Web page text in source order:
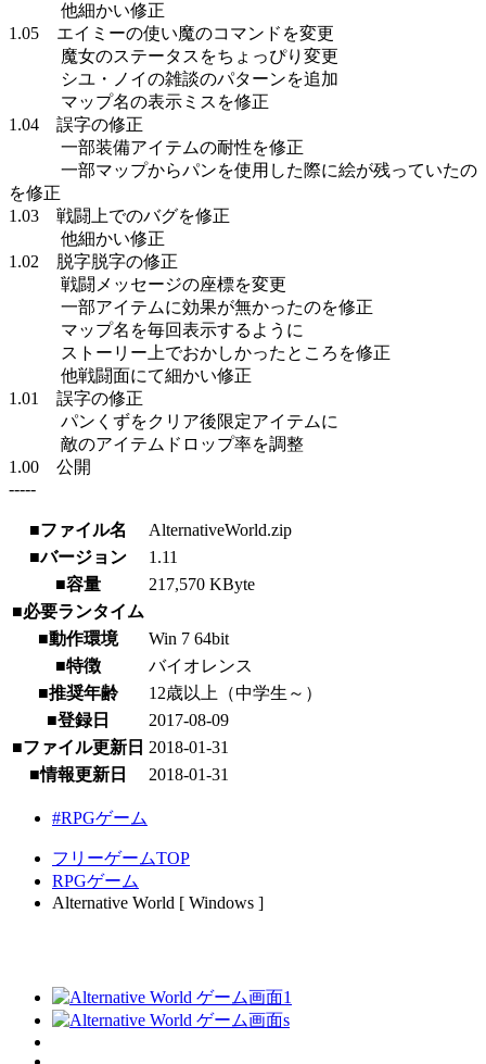
他細かい修正
1.05 エイミーの使い魔のコマンドを変更
魔女のステータスをちょっぴり変更
シユ・ノイの雑談のパターンを追加
マップ名の表示ミスを修正
1.04 誤字の修正
一部装備アイテムの耐性を修正
一部マップからパンを使用した際に絵が残っていたの
を修正
1.03 戦闘上でのバグを修正
他細かい修正
1.02 脱字脱字の修正
戦闘メッセージの座標を変更
一部アイテムに効果が無かったのを修正
マップ名を毎回表示するように
ストーリー上でおかしかったところを修正
他戦闘面にて細かい修正
1.01 誤字の修正
パンくずをクリア後限定アイテムに
敵のアイテムドロップ率を調整
1.00 公開
-----
■ファイル名
AlternativeWorld.zip
■バージョン
1.11
■容量
217,570 KByte
■必要ランタイム
■動作環境
Win 7 64bit
■特徴
バイオレンス
■推奨年齢
12歳以上（中学生～）
■登録日
2017-08-09
■ファイル更新日 2018-01-31
■情報更新日
2018-01-31
#RPGゲーム
フリーゲームTOP
RPGゲーム
Alternative World [ Windows ]